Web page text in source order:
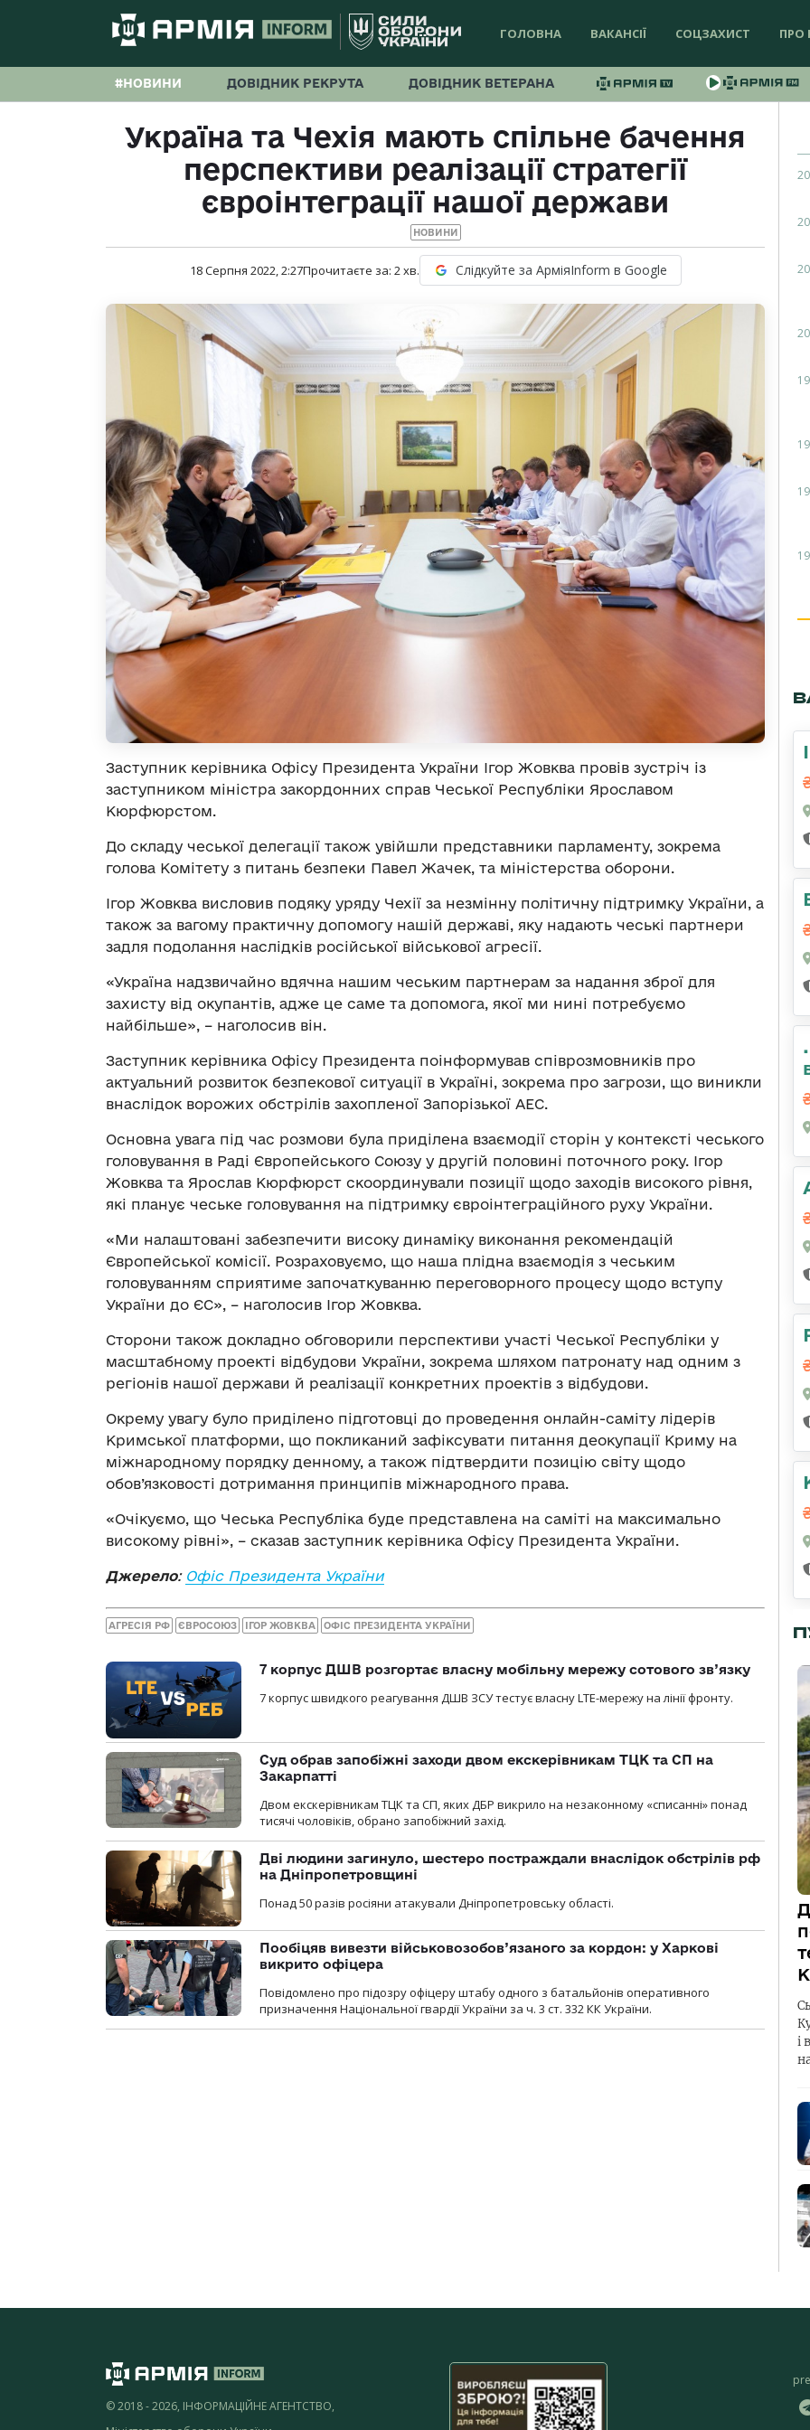
ГОЛОВНА ВАКАНСІЇ СОЦЗАХИСТ ПРО
#НОВИНИ ДОВІДНИК РЕКРУТА ДОВІДНИК ВЕТЕРАНА
Україна та Чехія мають спільне бачення
перспективи реалізації стратегії
євроінтеграції нашої держави
НОВИНИ
18 Серпня 2022, 2:27Прочитаєте за: 2хв. Слідкуйте за АрміяInform в Google
Заступник керівника Офісу Президента України Ігор Жовква провів зустріч із
заступником міністра закордонних справ Чеської Республіки Ярославом
Кюрфюрстом.
До складу чеської делегації також увійшли представники парламенту, зокрема
голова Комітету з питань безпеки Павел Жачек, та міністерства оборони.
Ігор Жовква висловив подяку уряду Чехії за незмінну політичну підтримку України, а
також за вагому практичну допомогу нашій державі, яку надають чеські партнери
задля подолання наслідків російської військової агресії.
«Україна надзвичайно вдячна нашим чеським партнерам за надання зброї для
захисту від окупантів, адже це саме та допомога, якої ми нині потребуємо
найбільше», – наголосив він.
Заступник керівника Офісу Президента поінформував співрозмовників про
актуальний розвиток безпекової ситуації в Україні, зокрема про загрози, що виникли
внаслідок ворожих обстрілів захопленої Запорізької АЕС.
Основна увага під час розмови була приділена взаємодії сторін у контексті чеського
головування в Раді Європейського Союзу у другій половині поточного року. Ігор
Жовква та Ярослав Кюрфюрст скоординували позиції щодо заходів високого рівня,
які планує чеське головування на підтримку євроінтеграційного руху України.
«Ми налаштовані забезпечити високу динаміку виконання рекомендацій
Європейської комісії. Розраховуємо, що наша плідна взаємодія з чеським
головуванням сприятиме започаткуванню переговорного процесу щодо вступу
України до ЄС», – наголосив Ігор Жовква.
Сторони також докладно обговорили перспективи участі Чеської Республіки у
масштабному проекті відбудови України, зокрема шляхом патронату над одним з
регіонів нашої держави й реалізації конкретних проектів з відбудови.
Окрему увагу було приділено підготовці до проведення онлайн-саміту лідерів
Кримської платформи, що покликаний зафіксувати питання деокупації Криму на
міжнародному порядку денному, а також підтвердити позицію світу щодо
обов’язковості дотримання принципів міжнародного права.
«Очікуємо, що Чеська Республіка буде представлена на саміті на максимально
високому рівні», – сказав заступник керівника Офісу Президента України.
Джерело: Офіс Президента України
АГРЕСІЯ РФ ЄВРОСОЮЗ ІГОР ЖОВКВА ОФІС ПРЕЗИДЕНТА УКРАЇНИ
7 корпус ДШВ розгортає власну мобільну мережу сотового зв’язку
7 корпус швидкого реагування ДШВ ЗСУ тестує власну LTE-мережу на лінії фронту.
Суд обрав запобіжні заходи двом екскерівникам ТЦК та СП на
Закарпатті
Двом екскерівникам ТЦК та СП, яких ДБР викрило на незаконному «списанні» понад
тисячі чоловіків, обрано запобіжний захід.
Дві людини загинуло, шестеро постраждали внаслідок обстрілів рф
на Дніпропетровщині
Понад 50 разів росіяни атакували Дніпропетровську області.
Пообіцяв вивезти військовозобов’язаного за кордон: у Харкові
викрито офіцера
Повідомлено про підозру офіцеру штабу одного з батальйонів оперативного
призначення Національної гвардії України за ч. 3 ст. 332 КК України.
і
© 2018 - 2026, ІНФОРМАЦІЙНЕ АГЕНТСТВО,